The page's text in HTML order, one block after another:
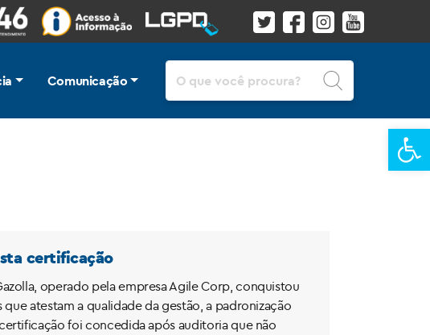
Comunicação
certificação
operado pela empresa Agile Corp, conquistou
atestam a qualidade da gestão, a padronização
foi concedida após auditoria que não